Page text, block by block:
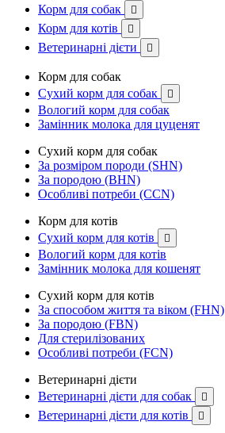
Корм для собак

Корм для котів 
Ветеринарні дієти 
Корм для собак
Сухий корм для собак

Вологий корм для собак
Замінник молока для цуценят
Сухий корм для собак
За розміром породи (SHN)
За породою (BHN)
Особливі потреби (CCN)
Корм для котів
Сухий корм для котів

Вологий корм для котів
Замінник молока для кошенят
Сухий корм для котів
За способом життя та віком (FHN)
За породою (FBN)
Для стерилізованих
Особливі потреби (FCN)
Ветеринарні дієти
Ветеринарні дієти для собак

Ветеринарні дієти для котів 